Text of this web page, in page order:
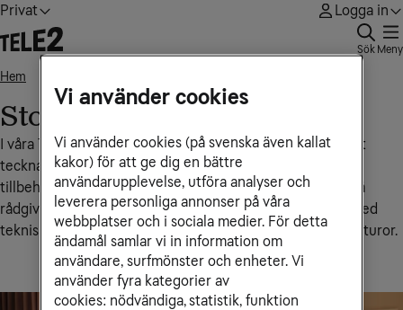
Privat Logga in
Sök Meny
Hem
Stockholm, Gallerian
I våra Tele2‑butiker får du personlig hjälp med allt från att
teckna eller ändra abonnemang till att köpa mobiler och
tillbehör samt bredbands- och tv-abonnemang. Du kan få
rådgivning om vilken lösning som passar dig bäst, hjälp med
tekniska inställningar, nummerflytt eller support kring fakturor.
Vi använder cookies
Vi använder cookies (på svenska även kallat
kakor) för att ge dig en bättre
användarupplevelse, utföra analyser och
leverera personliga annonser på våra
webbplatser och i sociala medier. För detta
ändamål samlar vi in information om
användare, surfmönster och enheter. Vi
använder fyra kategorier av
cookies: nödvändiga, statistik, funktion